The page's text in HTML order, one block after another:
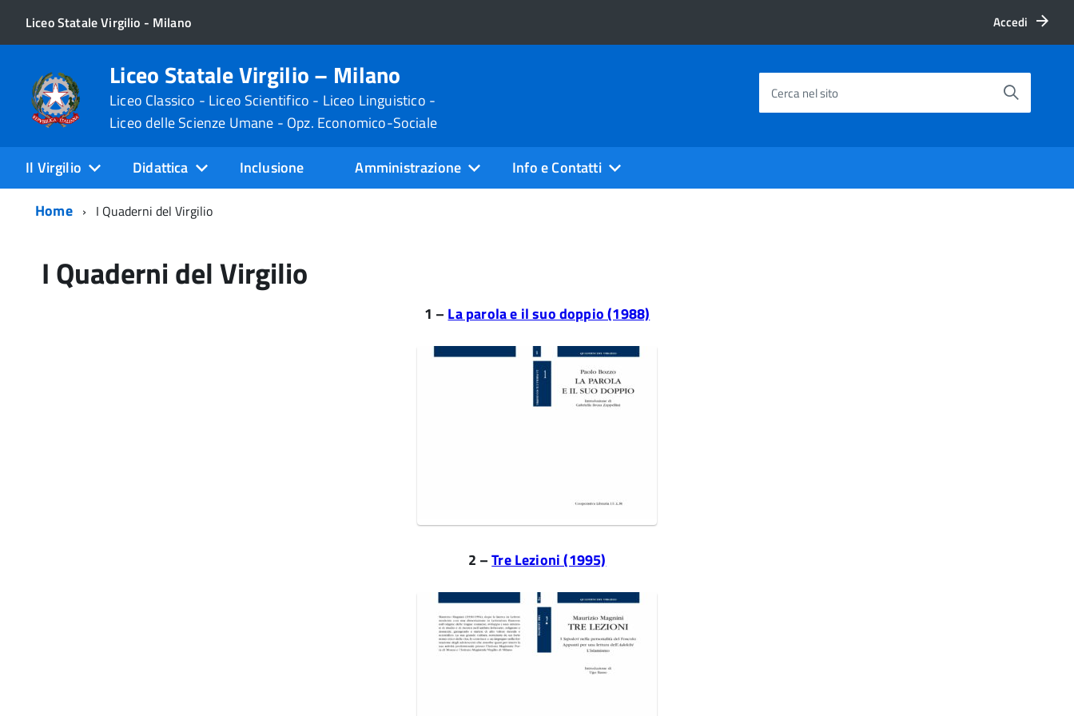
Liceo Statale Virgilio - Milano Accedi
Liceo Statale Virgilio – Milano
Liceo Classico - Liceo Scientifico - Liceo Linguistico -
Liceo delle Scienze Umane - Opz. Economico-Sociale
Cerca nel sito
Il Virgilio Didattica Inclusione Amministrazione
Info e Contatti
Home
I Quaderni del Virgilio
I Quaderni del Virgilio
1 – La parola e il suo doppio (1988)
2 –Tre Lezioni (1995)